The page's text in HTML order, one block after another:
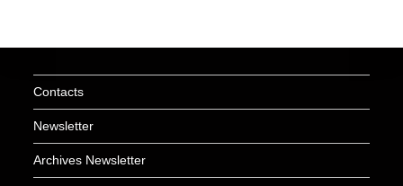
Contacts
Newsletter
Archives Newsletter